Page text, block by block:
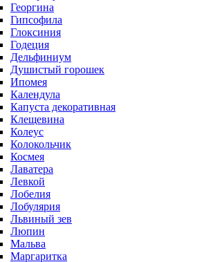
Георгина
Гипсофила
Глоксиния
Годеция
Дельфиниум
Душистый горошек
Ипомея
Календула
Капуста декоративная
Клещевина
Колеус
Колокольчик
Космея
Лаватера
Левкой
Лобелия
Лобулярия
Львиный зев
Люпин
Мальва
Маргаритка